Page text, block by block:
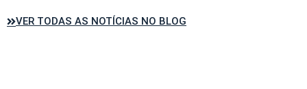
VER TODAS AS NOTÍCIAS NO BLOG